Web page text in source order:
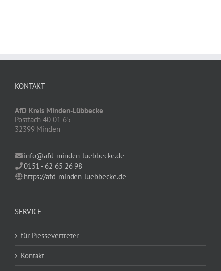
KONTAKT
AfD Kreis Minden-Lübbecke
Postfach 40 01 65
32399 Minden
info@afd-minden-luebbecke.de
0151 - 62 65 26 98
https://afd-minden-luebbecke.de
SERVICE
für Pressevertreter
Kontakt